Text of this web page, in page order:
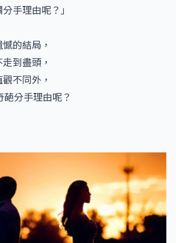
手理由呢？」
的結局，
到盡頭，
不同外，
分手理由呢？